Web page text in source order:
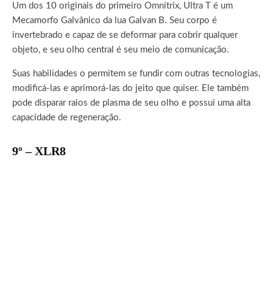
Um dos 10 originais do primeiro Omnitrix, Ultra T é um
Mecamorfo Galvânico da lua Galvan B. Seu corpo é
invertebrado e capaz de se deformar para cobrir qualquer
objeto, e seu olho central é seu meio de comunicação.
Suas habilidades o permitem se fundir com outras tecnologias,
modificá-las e aprimorá-las do jeito que quiser. Ele também
pode disparar raios de plasma de seu olho e possui uma alta
capacidade de regeneração.
9º – XLR8